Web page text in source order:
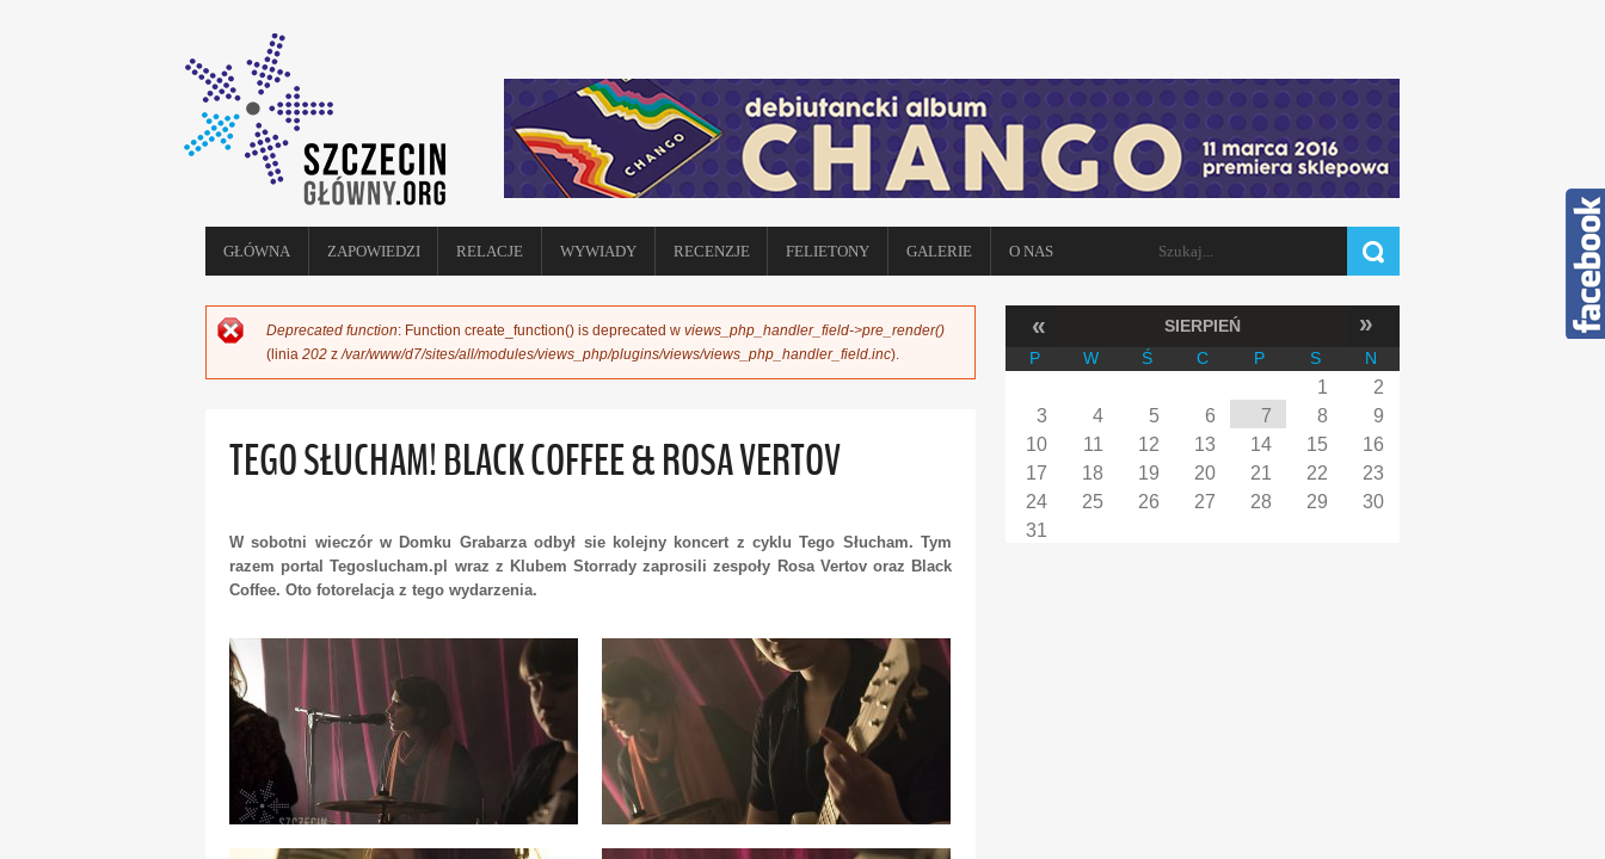
GŁÓWNA ZAPOWIEDZI RELACJE WYWIADY RECENZJE FELIETONY GALERIE O NAS FORMULARZ WYSZUKIWANIA
SIERPIEŃ
« »
P W Ś C P S N
1
2
3
4 5 6 7 8
9
10
11 12 13 14 15
16
17
18 19 20 21 22
23
24
25 26 27 28 29
30
31
KOMUNIKAT O BŁĘDZIE
Deprecated function: Function create_function() is deprecated w views_php_handler_field->pre_render()
(linia 202 z/var/www/d7/sites/all/modules/views_php/plugins/views/views_php_handler_field.inc).
TEGO SŁUCHAM! BLACK COFFEE & ROSA VERTOV
W sobotni wieczór w Domku Grabarza odbył sie kolejny koncert z cyklu Tego Słucham. Tym
razem portal Tegoslucham.pl wraz z Klubem Storrady zaprosili zespoły Rosa Vertov oraz Black
Coffee. Oto fotorelacja z tego wydarzenia.